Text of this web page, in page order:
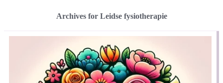
Archives for Leidse fysiotherapie